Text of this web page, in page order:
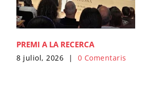
PREMI A LA RECERCA
8 juliol, 2026 | 0 Comentaris